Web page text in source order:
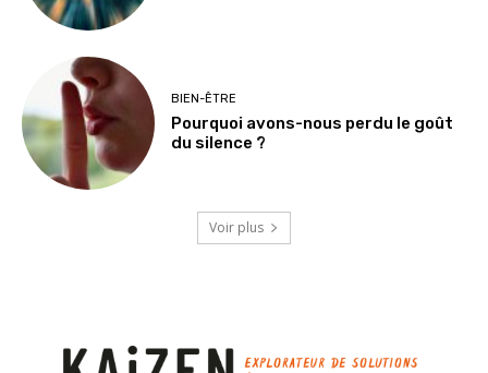
BIEN-ÊTRE
Pourquoi avons-nous perdu le goût
du silence ?
Voir plus